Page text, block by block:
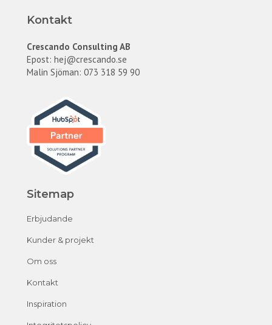
Kontakt
Crescando Consulting AB
Epost: hej@crescando.se
Malin Sjöman: 073 318 59 90
Sitemap
Erbjudande
Kunder & projekt
Om oss
Kontakt
Inspiration